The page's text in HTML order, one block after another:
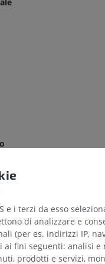
perforata posteriore
nervo oculo-motore
e i terzi da esso
di analizzare e
(per es. indirizzi IP,
ai fini seguenti: analisi
prodotti e servizi,